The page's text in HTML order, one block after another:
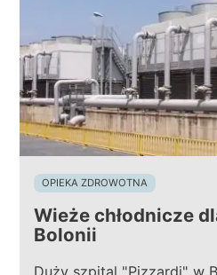
OPIEKA ZDROWOTNA
Wieże chłodnicze
Bolonii
Duży szpital "Pizzardi" w